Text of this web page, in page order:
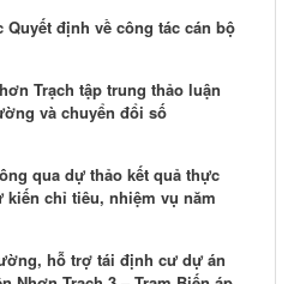
Quyết định về công tác cán bộ
Trạch tập trung thảo luận
và chuyển đổi số
qua dự thảo kết quả thực
kiến chỉ tiêu, nhiệm vụ năm
hỗ trợ tái định cư dự án